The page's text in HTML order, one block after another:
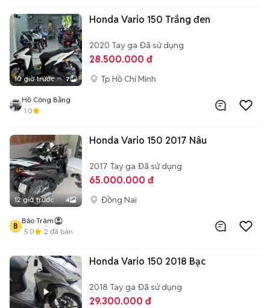
10 giờ trước 7
Honda Vario 150 Trắng đen
2020 Tay ga Đã sử dụng
28.500.000 đ
Tp Hồ Chí Minh
Hồ Công Bằng
1.0
12 giờ trước 4
Honda Vario 150 2017 Nâu
2017 Tay ga Đã sử dụng
65.000.000 đ
Đồng Nai
B
Bảo Trâm
5.0
2 đã bán
Honda Vario 150 2018 Bạc
2018 Tay ga Đã sử dụng
29.300.000 đ